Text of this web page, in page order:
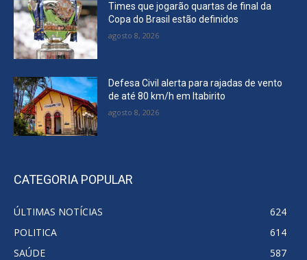
Times que jogarão quartas de final da
Copa do Brasil estão definidos
agosto 8, 2026
Defesa Civil alerta para rajadas de vento
de até 80 km/h em Itabirito
agosto 8, 2026
CATEGORIA POPULAR
ÚLTIMAS NOTÍCIAS
624
POLITICA
614
SAÚDE
587